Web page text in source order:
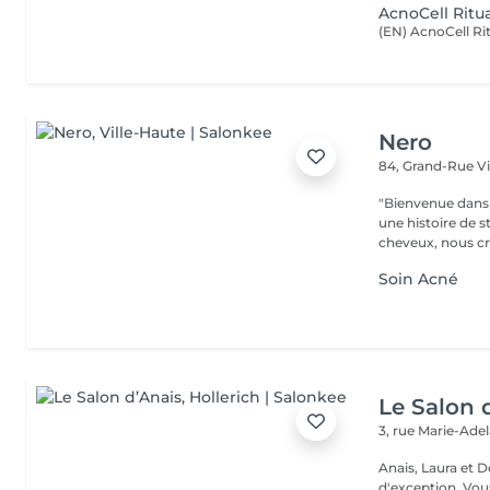
AcnoCell
Nero
84, Grand-Rue
"Bienvenue
une histoire de
cheveux, nous
Soin Acné
Le Salon
3, rue Marie-
Anais, Laura et